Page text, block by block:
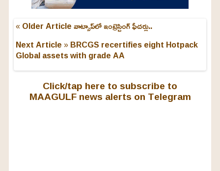
« Older Articleవాట్సాప్‌లో ఇంట్రెస్టింగ్ ఫీచర్లు..
Next Article »BRCGS recertifies eight Hotpack
Global assets with grade AA
Click/tap here to subscribe to
MAAGULF news alerts on Telegram